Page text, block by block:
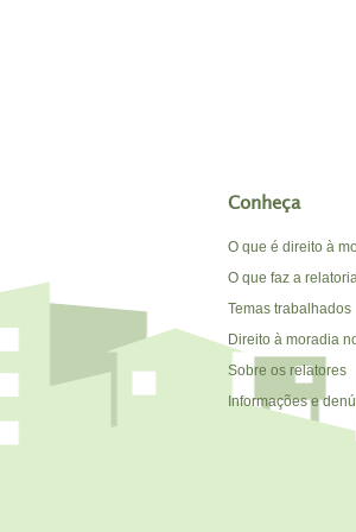
Conheça
O que é direito à
O que faz a
Temas trabalhados
Direito à moradia
Sobre os relatores
Informações e